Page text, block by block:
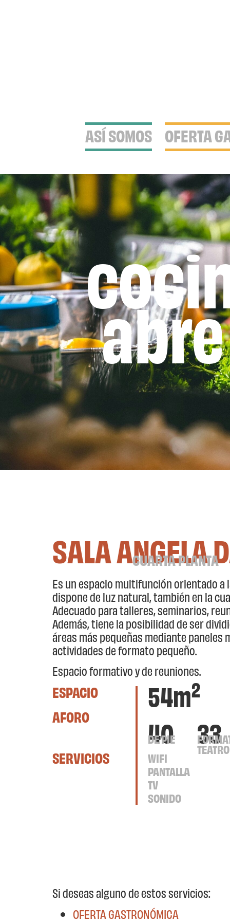
ASÍ SOMOS OFERTA
SALA ANGELA
CUARTA PLANTA
Es un espacio multifunción orientado a
dispone de luz natural, también en la
Adecuado para talleres, seminarios,
Además, tiene la posibilidad de ser
áreas más pequeñas mediante paneles
actividades de formato pequeño.
Espacio formativo y de reuniones.
ESPACIO 54m2
AFORO 40
DE PIE 33
TEATRO
SERVICIOS WIFI
PANTALLA
TV
SONIDO
Si deseas alguno de estos servicios:
OFERTA GASTRONÓMICA